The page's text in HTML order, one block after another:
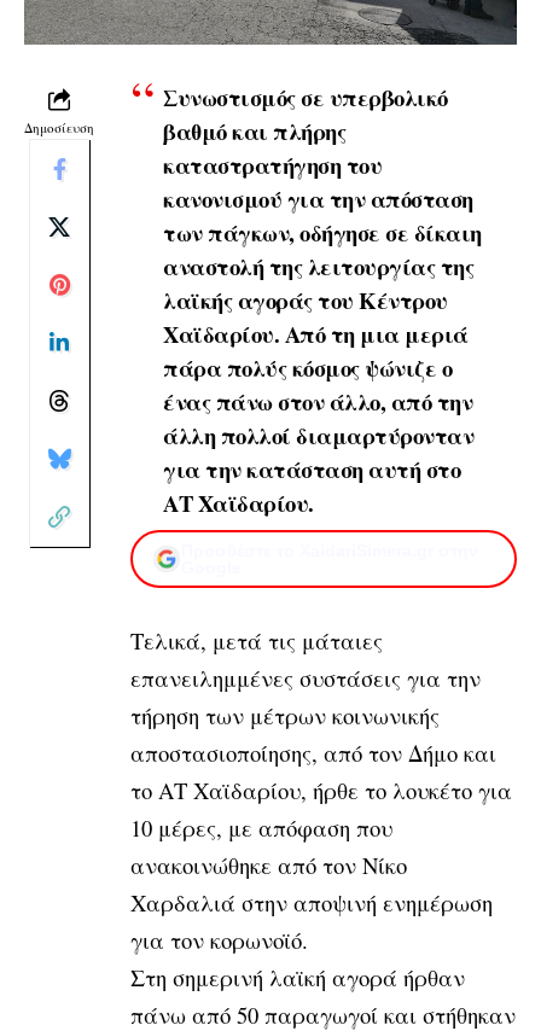
Δημοσίευση
Συνωστισμός σε υπερβολικό
βαθμό και πλήρης
καταστρατήγηση του
κανονισμού για την απόσταση
των πάγκων, οδήγησε σε δίκαιη
αναστολή της λειτουργίας της
λαϊκής αγοράς του Κέντρου
Χαϊδαρίου. Από τη μια μεριά
πάρα πολύς κόσμος ψώνιζε ο
ένας πάνω στον άλλο, από την
άλλη πολλοί διαμαρτύρονταν
για την κατάσταση αυτή στο
ΑΤ Χαϊδαρίου.
Τελικά, μετά τις μάταιες
επανειλημμένες συστάσεις για την
τήρηση των μέτρων κοινωνικής
αποστασιοποίησης, από τον Δήμο και
το ΑΤ Χαϊδαρίου, ήρθε το λουκέτο για
10 μέρες, με απόφαση που
ανακοινώθηκε από τον Νίκο
Χαρδαλιά στην αποψινή ενημέρωση
για τον κορωνοϊό.
Στη σημερινή λαϊκή αγορά ήρθαν
πάνω από 50 παραγωγοί και στήθηκαν